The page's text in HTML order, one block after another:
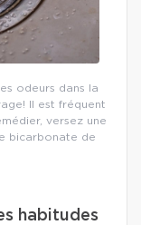
odeurs dans la
Il est fréquent
versez une
bicarbonate de
habitudes